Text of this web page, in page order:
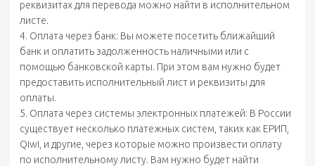
реквизитах для перевода можно найти в исполнительном
листе.
4. Оплата через банк: Вы можете посетить ближайший
банк и оплатить задолженность наличными или с
помощью банковской карты. При этом вам нужно будет
предоставить исполнительный лист и реквизиты для
оплаты.
5. Оплата через системы электронных платежей: В России
существует несколько платежных систем, таких как ЕРИП,
Qiwi, и другие, через которые можно произвести оплату
по исполнительному листу. Вам нужно будет найти